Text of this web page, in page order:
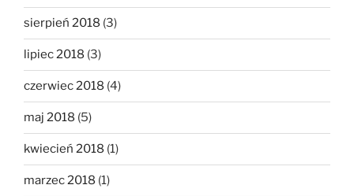
sierpień 2018 (3)
lipiec 2018 (3)
czerwiec 2018 (4)
maj 2018 (5)
kwiecień 2018 (1)
marzec 2018 (1)